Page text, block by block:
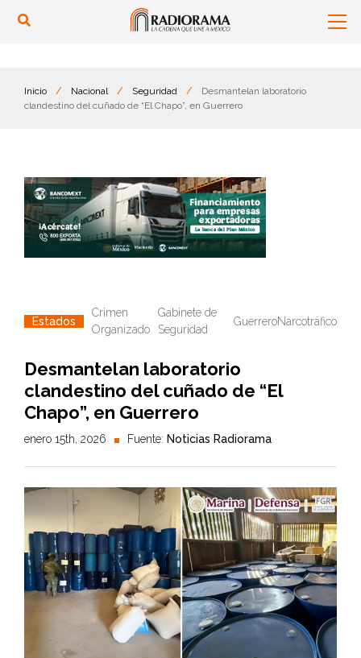
Inicio / Nacional / Seguridad /
Desmantelan laboratorio
clandestino del cuñado de “El Chapo”, en Guerrero
Estados
Crimen
Organizado
Gabinete de
Seguridad
GuerreroNarcotráfico
Desmantelan laboratorio
clandestino del cuñado de “El
Chapo”, en Guerrero
enero 15th, 2026 Fuente: Noticias Radiorama